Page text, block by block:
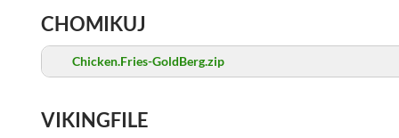
CHOMIKUJ
Chicken.Fries-GoldBerg.zip
VIKINGFILE